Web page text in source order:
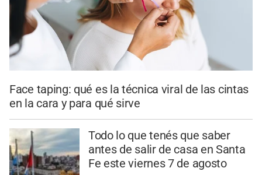
Face taping: qué es la técnica viral de las cintas
en la cara y para qué sirve
Todo lo que tenés que saber
antes de salir de casa en Santa
Fe este viernes 7 de agosto